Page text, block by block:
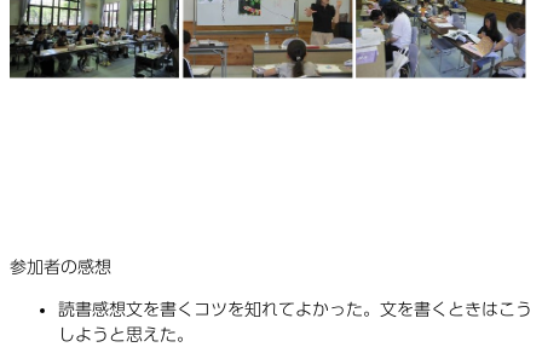
参加者の感想
読書感想文を書くコツを知れてよかった。文を書くときはこう
しようと思えた。